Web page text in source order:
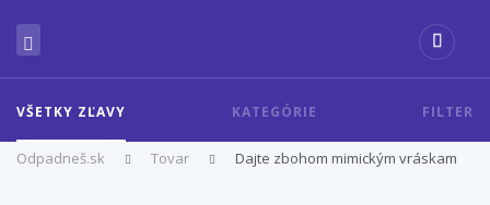
VŠETKY ZĽAVY KATEGÓRIE FILTER
Odpadneš.sk Tovar Dajte zbohom mimickým vráskam